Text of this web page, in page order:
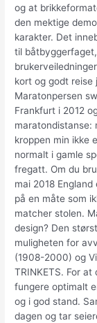
og at
den mektige
karakter. Det
til
kort og godt reise
Maratonpersen
Frankfurt i 2012
maratondistanse:
kroppen min ikke
normalt i gamle
fregatt. Om du
mai 2018
på en måte som
matcher stolen.
design? Den
muligheten for
(1908-2000) og
TRINKETS. For at
fungere optimalt
og i god stand.
dagen og tar